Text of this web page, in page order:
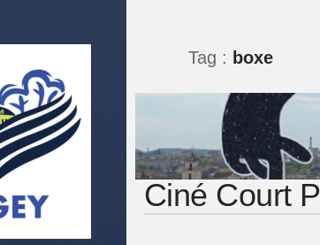
Tag : boxe
Ciné Court